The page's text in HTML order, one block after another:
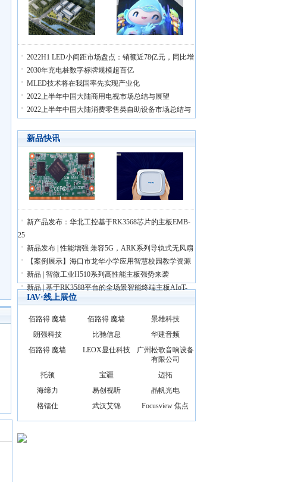
2022H1 LED小间距市场盘点：销额近78亿元，同比增
2030年充电桩数字标牌规模超百亿
MLED技术将在我国率先实现产业化
2022上半年中国大陆商用电视市场总结与展望
2022上半年中国大陆消费零售类自助设备市场总结与
新品快讯
新产品发布：华北工控基于RK3568芯片的主板EMB-
25
新品发布 | 性能增强 兼容5G，ARK系列导轨式无风扇
【案例展示】海口市龙华小学应用智慧校园教学资源
新品 | 智微工业H510系列高性能主板强势来袭
新品 | 基于RK3588平台的全场景智能终端主板AIoT-
IAV·线上展位
佰路得 魔墙 佰路得 魔墙
景雄科技
朗强科技
比驰信息
华建音频
佰路得 魔墙
LEOX显仕科技
广州松歌音响设备
有限公司
托顿
宝疆
迈拓
海缔力
易创视听
晶帆光电
格镭仕
武汉艾锦 Focusview 焦点